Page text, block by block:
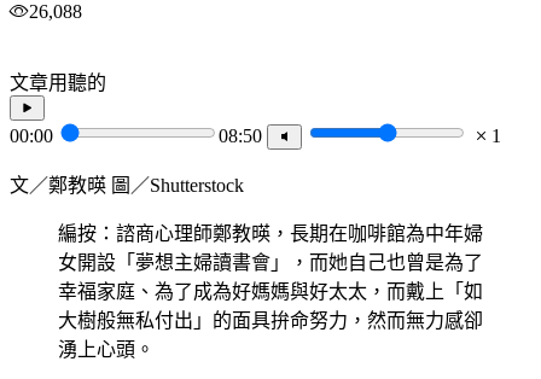
26,088
文章用聽的
00:00 08:50 1
文／鄭教暎 圖／Shutterstock
編按：諮商心理師鄭教暎，長期在咖啡館為中年婦
女開設「夢想主婦讀書會」，而她自己也曾是為了
幸福家庭、為了成為好媽媽與好太太，而戴上「如
大樹般無私付出」的面具拚命努力，然而無力感卻
湧上心頭。